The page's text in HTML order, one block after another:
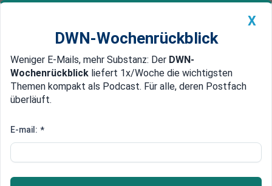
Newsticker MEIN DWN: Geldanlage Premium
Edelmetalle DWN-Magazin China
Geringeres Klumpenrisiko:
ETFs?
X
DWN-Wochenrückblick
Weniger E-Mails, mehr Substanz: Der DWN-
Wochenrückblick liefert 1x/Woche die wichtigsten
Themen kompakt als Podcast. Für alle, deren Postfach
überläuft.
E-mail: *